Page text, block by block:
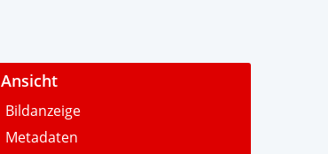
Ansicht
Bildanzeige
Metadaten